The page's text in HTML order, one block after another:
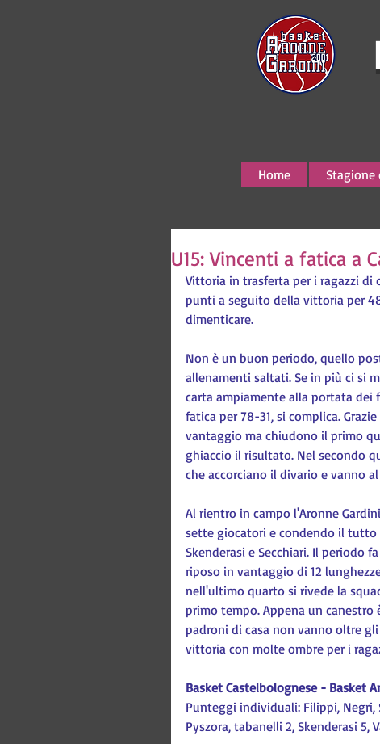
Home Stagione
U15: Vincenti a fatica a
Vittoria in trasferta per i ragazzi di
punti a seguito della vittoria per
dimenticare.
Non è un buon periodo, quello
allenamenti saltati. Se in più ci si
carta ampiamente alla portata dei
fatica per 78-31, si complica.
vantaggio ma chiudono il primo
ghiaccio il risultato. Nel secondo
che accorciano il divario e vanno
Al rientro in campo l'Aronne
sette giocatori e condendo il
Skenderasi e Secchiari. Il periodo
riposo in vantaggio di 12
nell'ultimo quarto si rivede la
primo tempo. Appena un
padroni di casa non vanno oltre
vittoria con molte ombre per i
Basket Castelbolognese - Basket
Punteggi individuali: Filippi, Negri,
Pyszora, tabanelli 2, Skenderasi 5,